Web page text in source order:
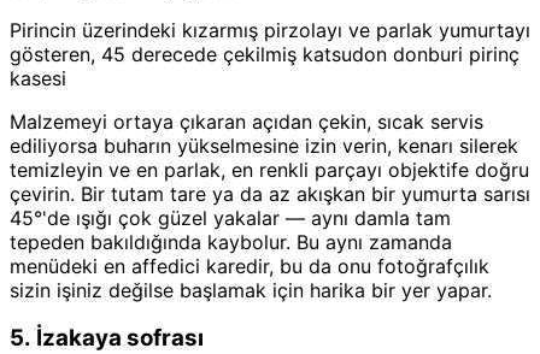
Pirincin üzerindeki kızarmış pirzolayı ve parlak yumurtayı
gösteren, 45 derecede çekilmiş katsudon donburi pirinç
kasesi
Malzemeyi ortaya çıkaran açıdan çekin, sıcak servis
ediliyorsa buharın yükselmesine izin verin, kenarı silerek
temizleyin ve en parlak, en renkli parçayı objektife doğru
çevirin. Bir tutam tare ya da az akışkan bir yumurta sarısı
45°'de ışığı çok güzel yakalar — aynı damla tam
tepeden bakıldığında kaybolur. Bu aynı zamanda
menüdeki en affedici karedir, bu da onu fotoğrafçılık
sizin işiniz değilse başlamak için harika bir yer yapar.
5. İzakaya sofrası